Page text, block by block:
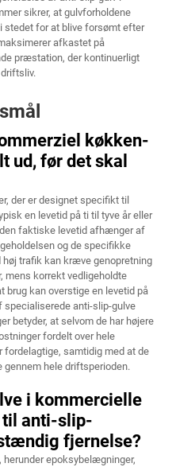
sikrer, at gulvforholdene
stedet for at blive forsømt efter
afkastet på
præstation, der kontinuerligt
køkken-
ud, før det skal
der er designet specifikt til
en levetid på ti til tyve år eller
faktiske levetid afhænger af
og de specifikke
høj trafik kan kræve genopretning
mens korrekt vedligeholdte
brug kan overstige en levetid på
specialiserede anti-slip-gulve
betyder, at selvom de har højere
fordelt over hele
fordelagtige, samtidig med at de
hele driftsperioden.
i kommercielle
til anti-slip-
fjernelse?
epoksybelægninger,